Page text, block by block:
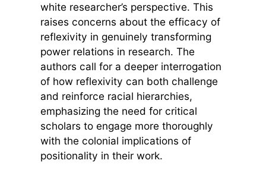
white researcher’s perspective. This
raises concerns about the efficacy of
reflexivity in genuinely transforming
power relations in research. The
authors call for a deeper interrogation
of how reflexivity can both challenge
and reinforce racial hierarchies,
emphasizing the need for critical
scholars to engage more thoroughly
with the colonial implications of
positionality in their work.